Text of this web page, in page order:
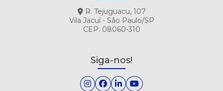
R. Tejuguacu, 107
Vila Jacuí - São Paulo/SP
CEP: 08060-310
Siga-nos!